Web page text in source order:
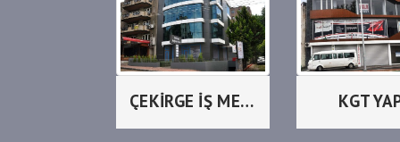
ÇEKİRGE İŞ MERKEZİ KGT